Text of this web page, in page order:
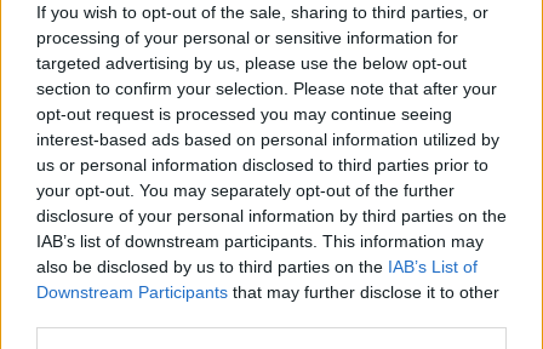
If you wish to opt-out of the sale, sharing to third parties, or
processing of your personal or sensitive information for
targeted advertising by us, please use the below opt-out
section to confirm your selection. Please note that after your
opt-out request is processed you may continue seeing
interest-based ads based on personal information utilized by
us or personal information disclosed to third parties prior to
your opt-out. You may separately opt-out of the further
disclosure of your personal information by third parties on the
IAB’s list of downstream participants. This information may
also be disclosed by us to third parties on the IAB’s List of
Downstream Participants that may further disclose it to other
ΣΤΗΝ ΙΔΙΑ ΚΑΤΗΓΟΡΙΑ
Εντοπίστηκε σήραγγα 40
μέτρων στη Λιθουανία για τη
διέλευση παράνομων
μεταναστών από τη
Λευκορωσία
ΧΤΕΣ
Λιθουανοί συνοριοφύλακες δέχθηκαν
επίθεση σε μία περίπτωση από ομάδα
μεταναστών που αντιστέκονταν στη
σύλληψή τους, οι αξιωματικοί